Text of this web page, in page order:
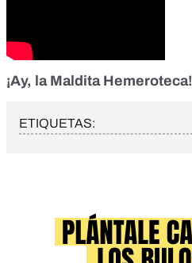
¡Ay, la Maldita Hemeroteca!
ETIQUETAS: